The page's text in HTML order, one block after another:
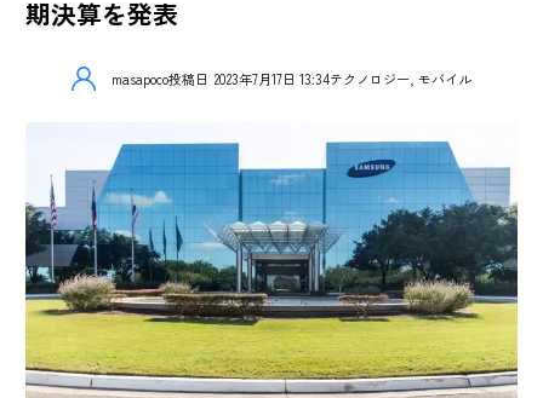
期決算を発表
masapoco投稿日 2023年7月17日 13:34テクノロジー モバイル